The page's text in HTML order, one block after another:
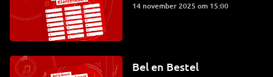
14 november 2025 om 15:00
Bel en Bestel